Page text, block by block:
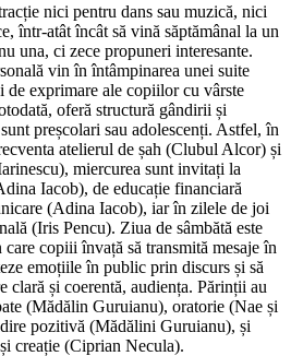
nici pentru dans sau muzică, nici
într-atât încât să vină săptămânal la un
una, ci zece propuneri interesante.
vin în întâmpinarea unei suite
de exprimare ale copiilor cu vârste
oferă structură gândirii și
preșcolari sau adolescenți. Astfel, în
atelierul de șah (Clubul Alcor) și
miercurea sunt invitați la
Iacob), de educație financiară
(Adina Iacob), iar în zilele de joi
(Iris Pencu). Ziua de sâmbătă este
copiii învață să transmită mesaje în
emoțiile în public prin discurs și să
clară și coerentă, audiența. Părinții au
(Mădălin Guruianu), oratorie (Nae și
pozitivă (Mădălini Guruianu), și
creație (Ciprian Necula).